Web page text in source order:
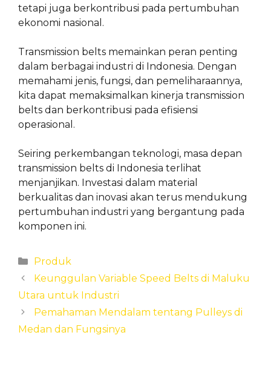
tetapi juga berkontribusi pada pertumbuhan
ekonomi nasional.
Transmission belts memainkan peran penting
dalam berbagai industri di Indonesia. Dengan
memahami jenis, fungsi, dan pemeliharaannya,
kita dapat memaksimalkan kinerja transmission
belts dan berkontribusi pada efisiensi
operasional.
Seiring perkembangan teknologi, masa depan
transmission belts di Indonesia terlihat
menjanjikan. Investasi dalam material
berkualitas dan inovasi akan terus mendukung
pertumbuhan industri yang bergantung pada
komponen ini.
Categories
Produk
Keunggulan Variable Speed Belts di Maluku
Utara untuk Industri
Pemahaman Mendalam tentang Pulleys di
Medan dan Fungsinya